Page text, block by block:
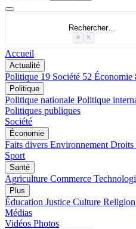
Rechercher…
⌘ K
Accueil
Actualité
Politique 19 Société 52 Économie
Politique
Politique nationale Politique
Politiques publiques
Société
Économie
Faits divers Environnement Droits
Sport
Santé
Agriculture Commerce
Plus
Éducation Justice Culture Religion
Médias
Vidéos Photos